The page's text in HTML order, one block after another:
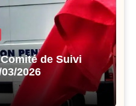
de Suivi
2026